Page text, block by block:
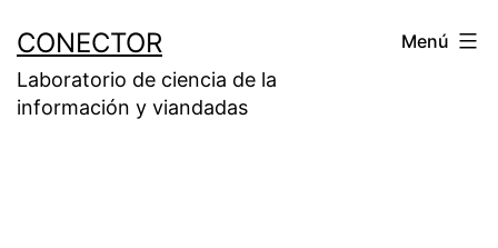
contenido
CONECTOR
Laboratorio de ciencia de la
información y viandadas
Menú